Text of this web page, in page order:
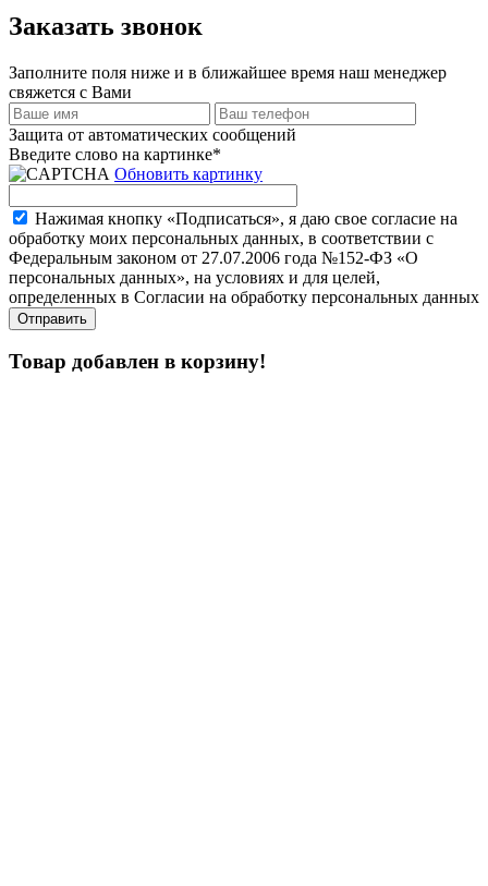
Заказать звонок
Заполните поля ниже и в ближайшее время наш менеджер
свяжется с Вами
Защита от автоматических сообщений
Введите слово на картинке*
Обновить картинку
Нажимая кнопку «Подписаться», я даю свое согласие на
обработку моих персональных данных, в соответствии с
Федеральным законом от 27.07.2006 года №152-ФЗ «О
персональных данных», на условиях и для целей,
определенных в Согласии на обработку персональных данных
Товар добавлен в корзину!